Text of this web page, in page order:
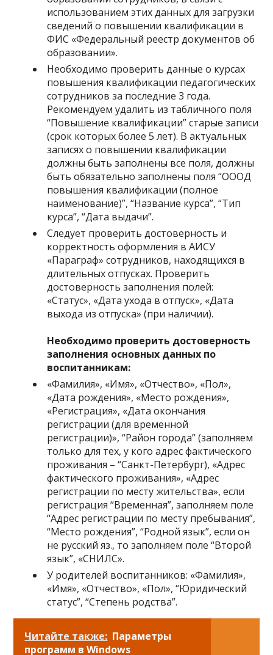
использованием этих данных для загрузки
сведений о повышении квалификации в
ФИС «Федеральный реестр документов об
образовании».
Необходимо проверить данные о курсах
повышения квалификации педагогических
сотрудников за последние 3 года.
Рекомендуем удалить из табличного поля
“Повышение квалификации” старые записи
(срок которых более 5 лет). В актуальных
записях о повышении квалификации
должны быть заполнены все поля, должны
быть обязательно заполнены поля “ОООД
повышения квалификации (полное
наименование)”, “Название курса”, “Тип
курса”, “Дата выдачи”.
Следует проверить достоверность и
корректность оформления в АИСУ
«Параграф» сотрудников, находящихся в
длительных отпусках. Проверить
достоверность заполнения полей:
«Статус», «Дата ухода в отпуск», «Дата
выхода из отпуска» (при наличии).
Необходимо проверить достоверность
заполнения основных данных по
воспитанникам:
«Фамилия», «Имя», «Отчество», «Пол»,
«Дата рождения», «Место рождения»,
«Регистрация», «Дата окончания
регистрации (для временной
регистрации)», “Район города” (заполняем
только для тех, у кого адрес фактического
проживания – “Санкт-Петербург), «Адрес
фактического проживания», «Адрес
регистрации по месту жительства», если
регистрация “Временная”, заполняем поле
“Адрес регистрации по месту пребывания”,
“Место рождения”, “Родной язык”, если он
не русский яз., то заполняем поле “Второй
язык”, «СНИЛС».
У родителей воспитанников: «Фамилия»,
«Имя», «Отчество», «Пол», “Юридический
статус”, “Степень родства”.
Читайте также: Параметры
программ в Windows